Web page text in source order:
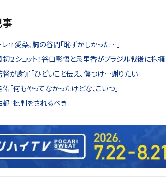
平愛梨、胸の谷間「恥ずかしかった…」
初２ショット！谷口彰悟と泉里香がブラジル戦後に抱擁
が謝罪「ひどいこと伝え、傷つけ…謝りたい」
「何もやってなかったけどな、こいつ」
「批判をされるべき」